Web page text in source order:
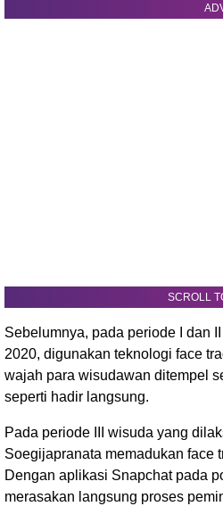
SCROLL
Sebelumnya, pada periode I dan
2020, digunakan teknologi face
wajah para wisudawan ditempel
seperti hadir langsung.
Pada periode III wisuda yang
Soegijapranata memadukan face
Dengan aplikasi Snapchat pada
merasakan langsung proses